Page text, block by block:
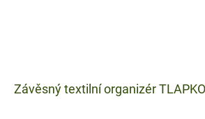
Závěsný textilní organizér